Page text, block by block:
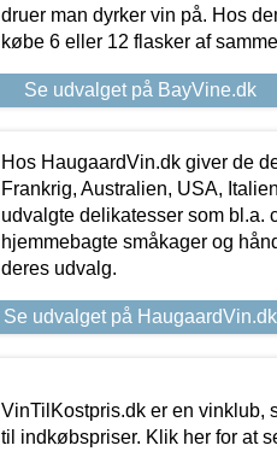
druer man dyrker vin på. Hos
købe 6 eller 12 flasker af
Se udvalget på BayVine.dk
Hos HaugaardVin.dk giver de
Frankrig, Australien, USA,
udvalgte delikatesser som bl.a.
hjemmebagte småkager og
deres udvalg.
Se udvalget på HaugaardVin.dk
VinTilKostpris.dk er en vinklub,
til indkøbspriser. Klik her for at